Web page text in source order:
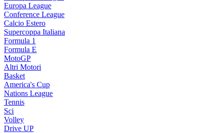
Europa League
Conference League
Calcio Estero
Supercoppa Italiana
Formula 1
Formula E
MotoGP
Altri Motori
Basket
America's Cup
Nations League
Tennis
Sci
Volley
Drive UP